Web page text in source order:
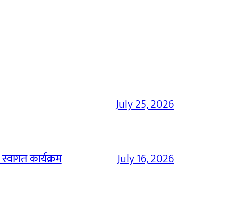
July 25, 2026
कार्यक्रम July 16, 2026